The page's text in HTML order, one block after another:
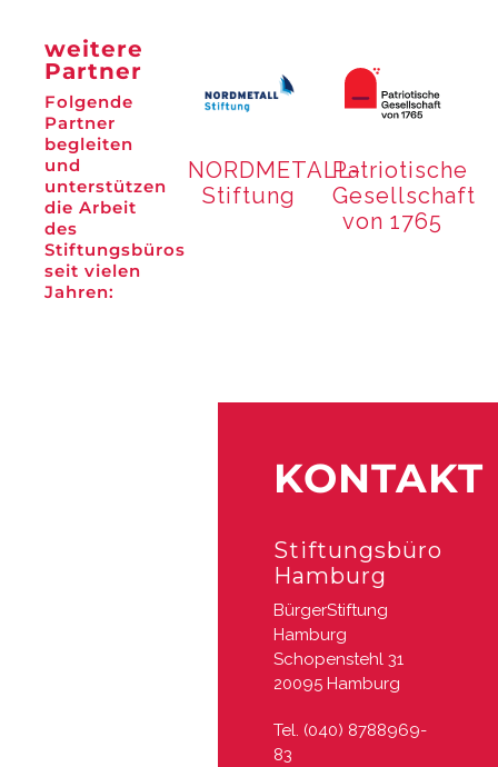
weitere
Partner
Folgende
Partner
begleiten
und
unterstützen
die Arbeit
des
Stiftungsbüros
seit vielen
Jahren:
NORDMETALL-
Stiftung
Patriotische
Gesellschaft
von 1765
KONTAKT
Stiftungsbüro
Hamburg
BürgerStiftung
Hamburg​
Schopenstehl 31
20095 Hamburg
Tel. (040) 8788969-
83